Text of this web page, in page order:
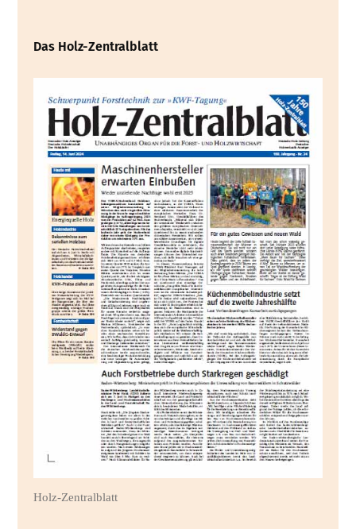
Das Holz-Zentralblatt
Holz-Zentralblatt